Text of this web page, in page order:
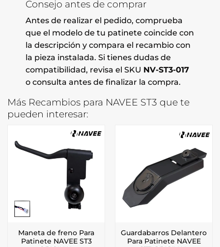
Consejo antes de comprar
Antes de realizar el pedido, comprueba
que el modelo de tu patinete coincide con
la descripción y compara el recambio con
la pieza instalada. Si tienes dudas de
compatibilidad, revisa el SKU NV-ST3-017
o consulta antes de finalizar la compra.
Más Recambios para NAVEE ST3 que te
pueden interesar:
Maneta de freno Para
Patinete NAVEE ST3
Guardabarros Delantero
Para Patinete NAVEE